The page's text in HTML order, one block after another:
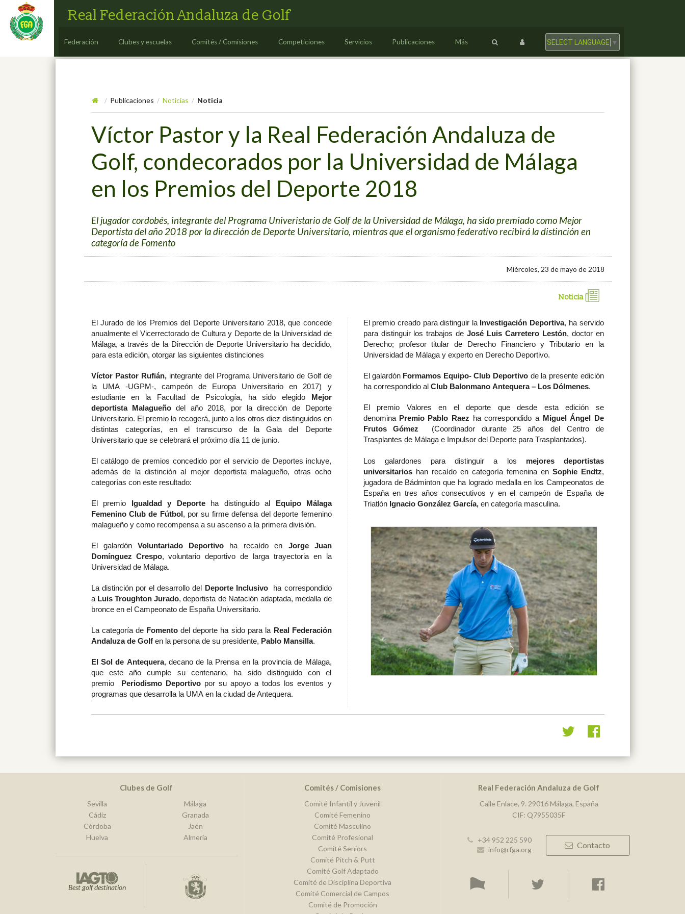
Real Federación Andaluza de Golf
Federación Clubes y escuelas Comités / Comisiones Competiciones Servicios Publicaciones Más SELECT LANGUAGE ▼
/ Publicaciones / Noticias / Noticia
Víctor Pastor y la Real Federación Andaluza de
Golf, condecorados por la Universidad de Málaga
en los Premios del Deporte 2018
El jugador cordobés, integrante del Programa Univeristario de Golf de la Universidad de Málaga, ha sido premiado como Mejor
Deportista del año 2018 por la dirección de Deporte Universitario, mientras que el organismo federativo recibirá la distinción en
categoría de Fomento
Miércoles, 23 de mayo de 2018
Noticia
El Jurado de los Premios del Deporte Universitario 2018, que concede
anualmente el Vicerrectorado de Cultura y Deporte de la Universidad de
Málaga, a través de la Dirección de Deporte Universitario ha decidido,
para esta edición, otorgar las siguientes distinciones
Víctor Pastor Rufián, integrante del Programa Universitario de Golf de
la UMA -UGPM-, campeón de Europa Universitario en 2017) y
estudiante en la Facultad de Psicología, ha sido elegido Mejor
deportista Malagueñodel año 2018, por la dirección de Deporte
Universitario. El premio lo recogerá, junto a los otros diez distinguidos en
distintas categorías, en el transcurso de la Gala del Deporte
Universitario que se celebrará el próximo día 11 de junio.
El catálogo de premios concedido por el servicio de Deportes incluye,
además de la distinción al mejor deportista malagueño, otras ocho
categorías con este resultado:
El premio Igualdad y Deporteha distinguido al Equipo Málaga
Femenino Club de Fútbol, por su firme defensa del deporte femenino
malagueño y como recompensa a su ascenso a la primera división.
El galardón Voluntariado Deportivoha recaído en Jorge Juan
Domínguez Crespo, voluntario deportivo de larga trayectoria en la
Universidad de Málaga.
La distinción por el desarrollo del Deporte Inclusivo
ha correspondido
a Luis Troughton Jurado, deportista de Natación adaptada, medalla de
bronce en el Campeonato de España Universitario.
La categoría deFomentodel deporte ha sido para la Real Federación
Andaluza de Golfen la persona de su presidente, Pablo Mansilla.
El Sol de Antequera, decano de la Prensa en la provincia de Málaga,
que este año cumple su centenario, ha sido distinguido con el
premio Periodismo Deportivopor su apoyo a todos los eventos y
programas que desarrolla la UMA en la ciudad de Antequera.
El premio creado para distinguir laInvestigación Deportiva, ha servido
para distinguir los trabajos deJosé Luis Carretero Lestón, doctor en
Derecho; profesor titular de Derecho Financiero y Tributario en la
Universidad de Málaga y experto en Derecho Deportivo.
El galardónFormamos Equipo- Club Deportivode la presente edición
ha correspondido al Club Balonmano Antequera – Los Dólmenes.
El premio Valores en el deporte que desde esta edición se
denomina Premio Pablo Raez ha correspondido a Miguel Ángel De
Frutos Gómez
(Coordinador durante 25 años del Centro de
Trasplantes de Málaga e Impulsor del Deporte para Trasplantados).
Los galardones para distinguir a los mejores deportistas
universitarioshan recaído en categoría femenina en Sophie Endtz,
jugadora de Bádminton que ha logrado medalla en los Campeonatos de
España en tres años consecutivos y en el campeón de España de
TriatlónIgnacio González García,en categoría masculina.
Clubes de Golf
Sevilla
Cádiz
Córdoba
Huelva
Málaga
Granada
Jaén
Almería
Best golf destination
Comités / Comisiones
Comité Infantil y Juvenil
Comité Femenino
Comité Masculino
Comité Profesional
Comité Seniors
Comité Pitch & Putt
Comité Golf Adaptado
Comité de Disciplina Deportiva
Comité Comercial de Campos
Comité de Promoción
Real Federación Andaluza de Golf
Calle Enlace, 9. 29016 Málaga, España
CIF: Q7955035F
+34 952 225 590
info@rfga.org
Contacto